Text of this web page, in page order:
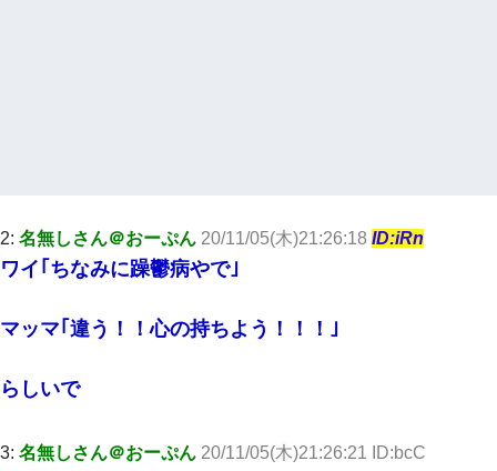
せない
お互い干渉はしないようにしましょう」→ その後に結納金の話を
したので、母が・・・
この母親は娘の黒歴史を掘り出さないと死ぬんか？ 死ぬんか？
2: 名無しさん＠おーぷん 20/11/05(木)21:26:18 ID:iRn
ワイ｢ちなみに躁鬱病やで｣
マッマ｢違う！！心の持ちよう！！！｣
らしいで
3: 名無しさん＠おーぷん 20/11/05(木)21:26:21 ID:bcC